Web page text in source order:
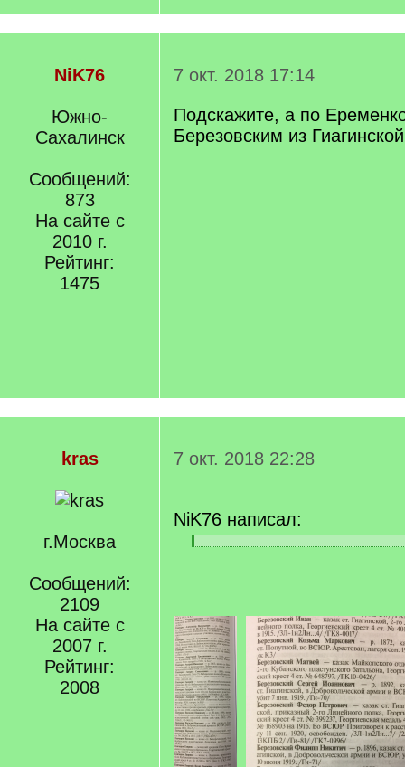
NiK76
Южно-
Сахалинск
Сообщений:
873
На сайте с
2010 г.
Рейтинг:
1475
7 окт. 2018 17:14
Подскажите, а по
Березовским из
kras
г.Москва
Сообщений:
2109
На сайте с
2007 г.
Рейтинг:
2008
7 окт. 2018 22:28
NiK76 написал:
[[